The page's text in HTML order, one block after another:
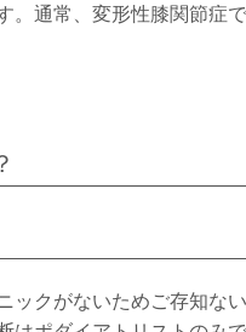
。通常、変形性膝関節症
ックがないためご存知な